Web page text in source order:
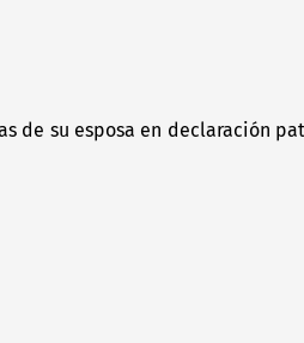
de su esposa en declaración